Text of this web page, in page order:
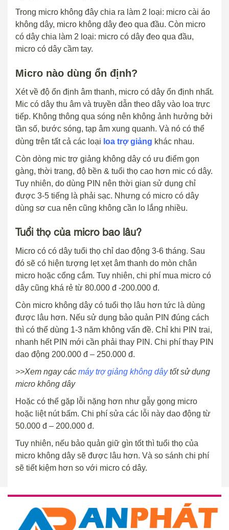
Trong micro không đây chia ra làm 2 loại: micro cài áo
không dây, micro không dây đeo qua đầu. Còn micro
có dây chia làm 2 loại: micro có dây đeo qua đầu,
micro có dây cầm tay.
Micro nào dùng ổn định?
Xét về độ ổn định âm thanh, micro có dây ổn định nhất.
Mic có dây thu âm và truyền dẫn theo dây vào loa trực
tiếp. Không thông qua sóng nên không ảnh hưởng bởi
tần số, bước sóng, tạp âm xung quanh. Và nó có thể
dùng trên tất cả các loại loa trợ giảng khác nhau.
Còn dòng mic trợ giảng không dây có ưu điểm gọn
gàng, thời trang, độ bền & tuổi thọ cao hơn mic có dây.
Tuy nhiên, do dùng PIN nên thời gian sử dụng chỉ
được 3-5 tiếng là phải sạc. Nhưng có micro có dây
dùng sơ cua nên cũng không cần lo lắng nhiều.
Tuổi thọ của micro bao lâu?
Micro có có dây tuổi thọ chỉ dao động 3-6 tháng. Sau
đó sẽ có hiện tượng lẹt xẹt âm thanh do mòn chân
micro hoặc cổng cắm. Tuy nhiên, chi phí mua micro có
dây cũng khá rẻ từ 80.000 đ -200.000 đ.
Còn micro không dây có tuổi thọ lâu hơn tức là dùng
được lâu hơn. Nếu sử dụng bảo quản PIN đúng cách
thì có thể dùng 1-3 năm không vấn đề. Chỉ khi PIN trai,
nhanh hết PIN mới cần phải thay PIN. Chi phí thay PIN
dao động 200.000 đ – 250.000 đ.
>>Xem ngay các máy trợ giảng không dâytốt sử dụng
micro không dây
Hoặc có thể gặp lỗi nặng hơn như gẫy gọng micro
hoặc liệt nút bấm. Chi phí sửa các lỗi này dao động từ
50.000 đ – 200.000 đ.
Tuy nhiên, nếu bảo quản giữ gìn tốt thì tuổi thọ của
micro không dây sẽ được lâu hơn. Và so sánh chi phí
sẽ tiết kiệm hơn so với micro có dây.